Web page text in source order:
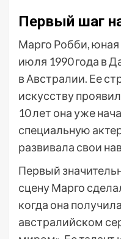
Первый шаг
Марго Робби, юная
июля 1990 года в
в Австралии. Ее
искусству
10 лет она уже
специальную
развивала свои
Первый
сцену Марго
когда она
австралийском